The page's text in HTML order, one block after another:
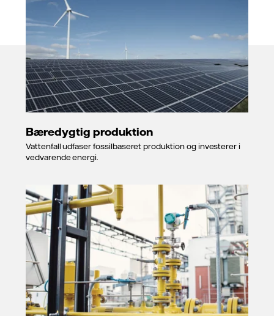
Bæredygtig produktion
Vattenfall udfaser fossilbaseret produktion og investerer i
vedvarende energi.